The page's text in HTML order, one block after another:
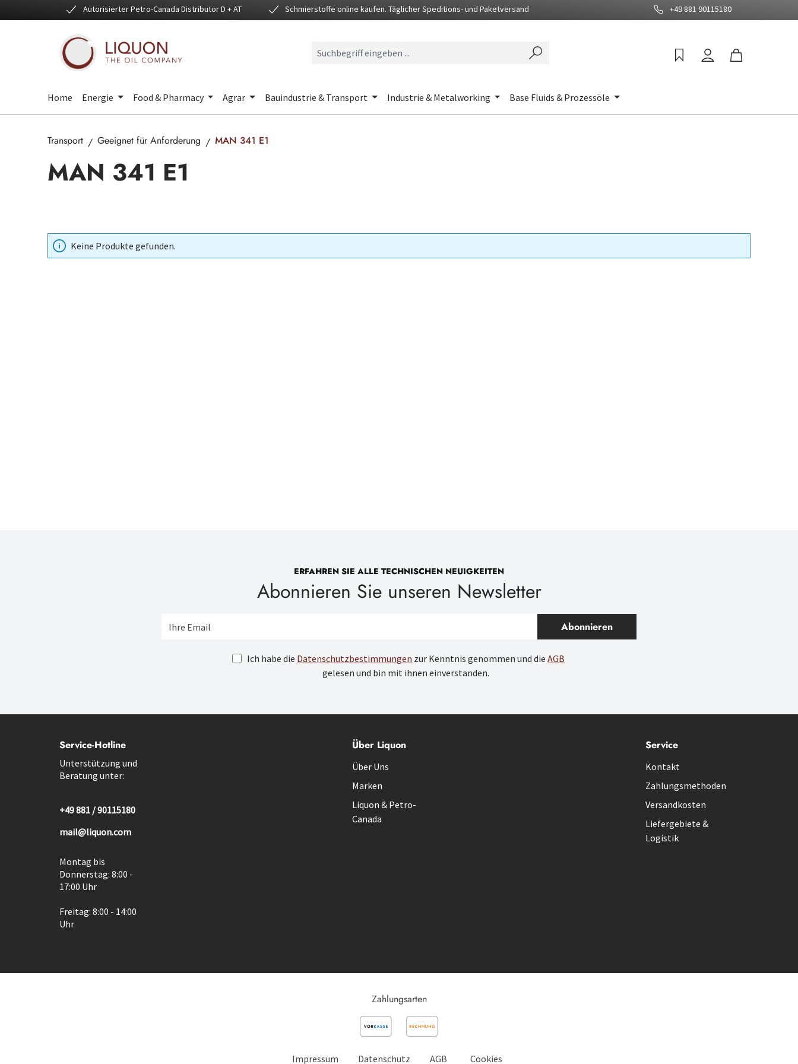
Hauptinhalt springen
Zur Suche springen
Zur Hauptnavigation springenAutorisierter Petro-Canada Distributor D + AT Schmierstoffe online kaufen. Täglicher Speditions- und Paketversand +49 881 90115180
Home Energie Food & Pharmacy Agrar Bauindustrie & Transport Industrie & Metalworking Base Fluids & Prozessöle
Transport Geeignet für Anforderung MAN 341 E1
MAN 341 E1
Keine Produkte gefunden.
ERFAHREN SIE ALLE TECHNISCHEN NEUIGKEITEN
Abonnieren Sie unseren Newsletter
Abonnieren
Ich habe die Datenschutzbestimmungen zur Kenntnis genommen und dieAGB
gelesen und bin mit ihnen einverstanden.
Service-Hotline
Unterstützung und
Beratung unter:
+49 881 / 90115180
mail@liquon.com
Montag bis
Donnerstag: 8:00 -
17:00 Uhr
Freitag: 8:00 - 14:00
Uhr
Über Liquon
Über Uns
Marken
Liquon & Petro-
Canada
Service
Kontakt
Zahlungsmethoden
Versandkosten
Liefergebiete &
Logistik
Zahlungsarten
Impressum Datenschutz AGB Cookies